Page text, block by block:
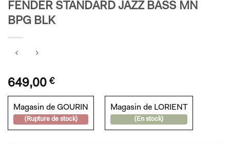
FENDER STANDARD JAZZ BASS MN
BPG BLK
649,00 €
Magasin de GOURIN
(Rupture de stock)
Magasin de LORIENT
(En stock)